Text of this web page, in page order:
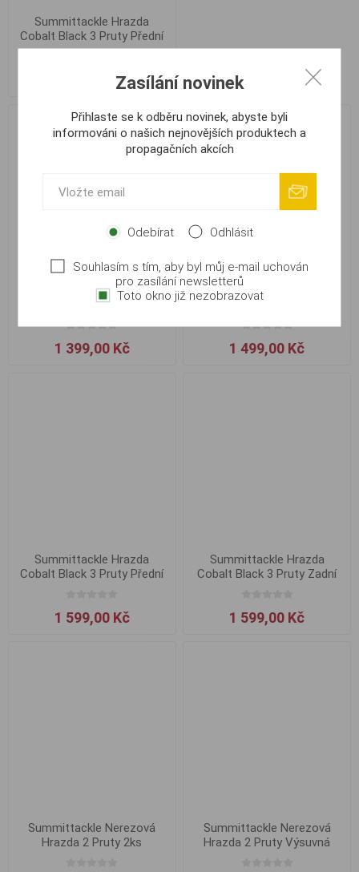
Summittackle Hrazda
Cobalt Black 3 Pruty Přední
1 599,00 Kč
Summittackle Hrazda Black
Cobalt na 2 pruty 2ks
1 399,00 Kč
Summittackle Hrazda Black
1 499,00 Kč
Summittackle Hrazda
Cobalt Black 3 Pruty Přední
1 599,00 Kč
Summittackle Hrazda
Cobalt Black 3 Pruty Zadní
1 599,00 Kč
Summittackle Nerezová
Hrazda 2 Pruty 2ks
Summittackle Nerezová
Hrazda 2 Pruty Výsuvná
Zasílání novinek
Přihlaste se k odběru novinek, abyste byli
informováni o našich nejnovějších produktech a
propagačních akcích
Odebírat Odhlásit
Souhlasím s tím, aby byl můj e-mail uchován
pro zasílání newsletterů
Toto okno již nezobrazovat